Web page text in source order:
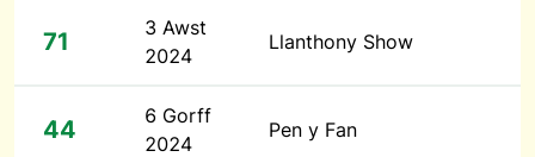
71
3 Awst
2024
Llanthony Show
44
6 Gorff
2024
Pen y Fan